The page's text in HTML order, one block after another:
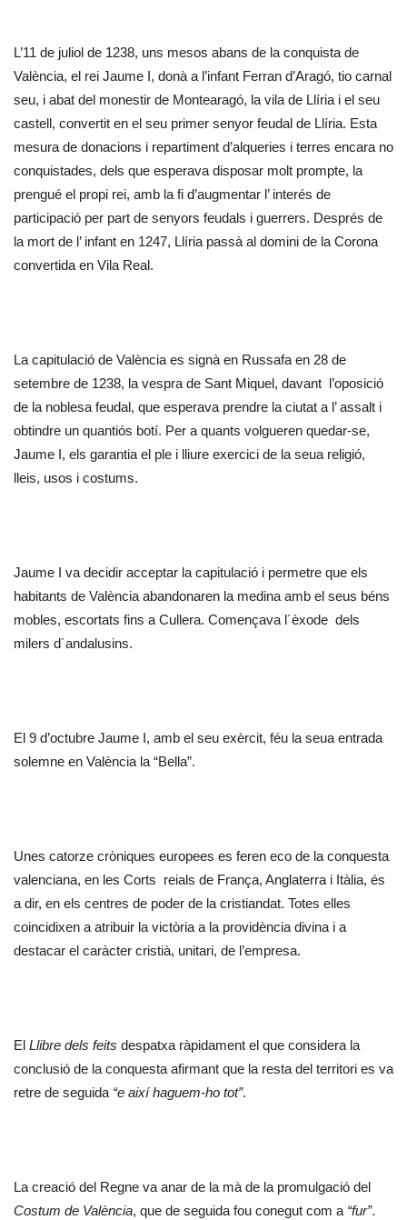
L’11 de juliol de 1238, uns mesos abans de la conquista de
València, el rei Jaume I, donà a l’infant Ferran d’Aragó, tio carnal
seu, i abat del monestir de Montearagó, la vila de Llíria i el seu
castell, convertit en el seu primer senyor feudal de Llíria. Esta
mesura de donacions i repartiment d’alqueries i terres encara no
conquistades, dels que esperava disposar molt prompte, la
prengué el propi rei, amb la fi d’augmentar l’ interés de
participació per part de senyors feudals i guerrers. Després de
la mort de l’ infant en 1247, Llíria passà al domini de la Corona
convertida en Vila Real.
La capitulació de València es signà en Russafa en 28 de
setembre de 1238, la vespra de Sant Miquel, davant l’oposició
de la noblesa feudal, que esperava prendre la ciutat a l’ assalt i
obtindre un quantiós botí. Per a quants volgueren quedar-se,
Jaume I, els garantia el ple i lliure exercici de la seua religió,
lleis, usos i costums.
Jaume I va decidir acceptar la capitulació i permetre que els
habitants de València abandonaren la medina amb el seus béns
mobles, escortats fins a Cullera. Començava l´èxode dels
milers d´andalusins.
El 9 d’octubre Jaume I, amb el seu exèrcit, féu la seua entrada
solemne en València la “Bella”.
Unes catorze cròniques europees es feren eco de la conquesta
valenciana, en les Corts reials de França, Anglaterra i Itàlia, és
a dir, en els centres de poder de la cristiandat. Totes elles
coincidixen a atribuir la victòria a la providència divina i a
destacar el caràcter cristià, unitari, de l’empresa.
El Llibre dels feits despatxa ràpidament el que considera la
conclusió de la conquesta afirmant que la resta del territori es va
retre de seguida “e així haguem-ho tot”.
La creació del Regne va anar de la mà de la promulgació del
Costum de València, que de seguida fou conegut com a “fur”.